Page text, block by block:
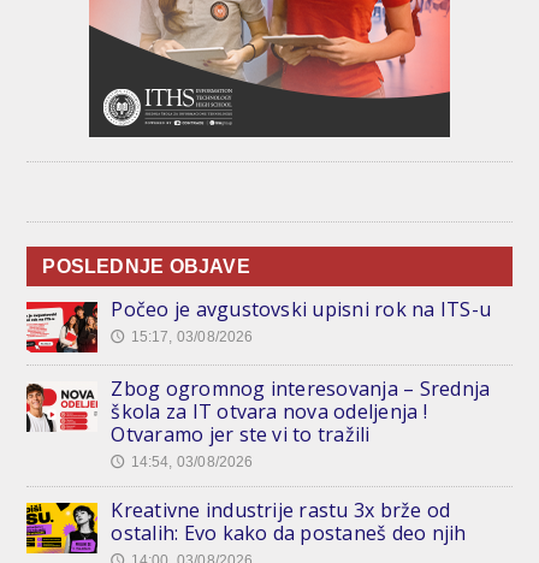
POSLEDNJE OBJAVE
Počeo je avgustovski upisni rok na ITS-u
🕔 15:17, 03/08/2026
Zbog ogromnog interesovanja – Srednja
škola za IT otvara nova odeljenja !
Otvaramo jer ste vi to tražili
🕔 14:54, 03/08/2026
Kreativne industrije rastu 3x brže od
ostalih: Evo kako da postaneš deo njih